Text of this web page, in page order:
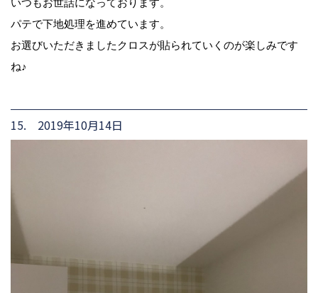
パテで下地処理を進めています。
お選びいただきましたクロスが貼られていくのが楽しみです
ね♪
15. 2019年10月14日